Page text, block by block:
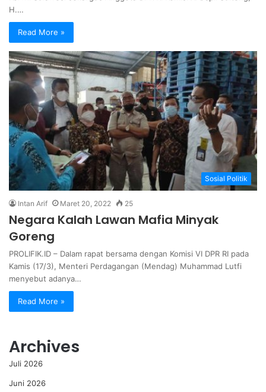
H.…
Read More »
Sosial Politik
Intan Arif Maret 20, 2022 25
Negara Kalah Lawan Mafia Minyak
Goreng
PROLIFIK.ID – Dalam rapat bersama dengan Komisi VI DPR RI pada
Kamis (17/3), Menteri Perdagangan (Mendag) Muhammad Lutfi
menyebut adanya…
Read More »
Archives
Juli 2026
Juni 2026